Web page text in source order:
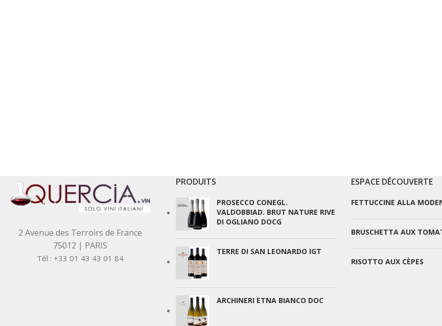
2 Avenue des Terroirs de France
75012 | PARIS
Tél : +33 01 43 43 01 84
PRODUITS
PROSECCO CONEGL.
VALDOBBIAD. BRUT NATURE RIVE
DI OGLIANO DOCG
TERRE DI SAN LEONARDO IGT
ARCHINERI ETNA BIANCO DOC
ESPACE DÉCOUVERTE
FETTUCCINE ALLA
BRUSCHETTA AUX
RISOTTO AUX CÈPES